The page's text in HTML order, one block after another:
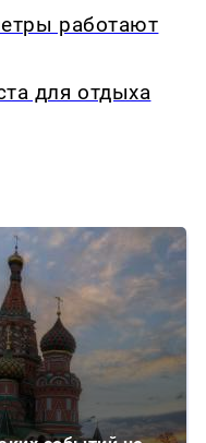
работают
для отдыха